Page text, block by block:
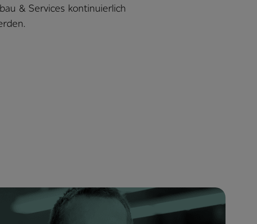
& Services kontinuierlich